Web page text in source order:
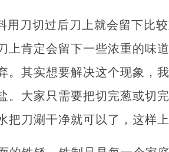
用刀切过后刀上就会留下比
上肯定会留下一些浓重的味
。其实想要解决这个现象，
。大家只需要把切完葱或切
把刀涮干净就可以了，这样